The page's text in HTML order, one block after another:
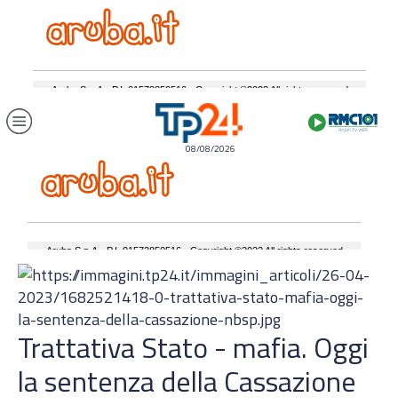
08/08/2026
Trattativa Stato - mafia. Oggi
la sentenza della Cassazione